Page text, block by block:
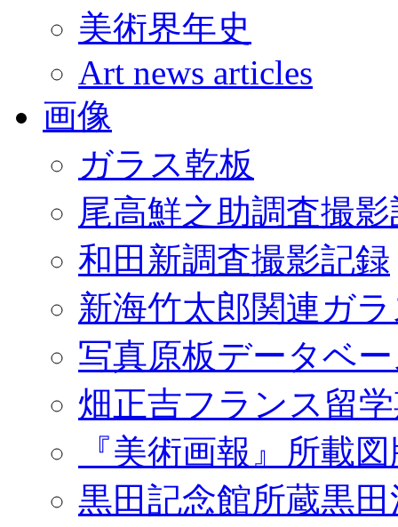
美術界年史
Art news articles
画像
ガラス乾板
尾高鮮之助調査撮
和田新調査撮影記録
新海竹太郎関連ガ
写真原板データベ
畑正吉フランス留
『美術画報』所載
黒田記念館所蔵黒